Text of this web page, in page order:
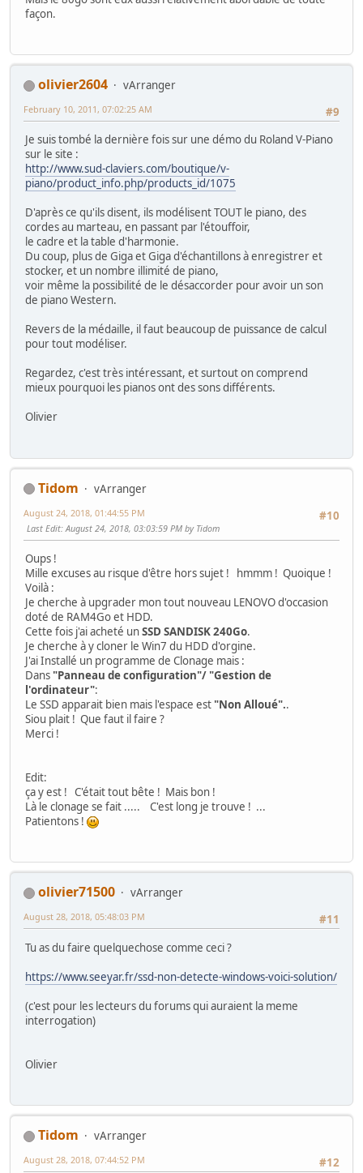
façon.
olivier2604
vArranger
#9
February 10, 2011, 07:02:25 AM
Je suis tombé la dernière fois sur une démo du Roland V-Piano
sur le site :
http://www.sud-claviers.com/boutique/v-
piano/product_info.php/products_id/1075
D'après ce qu'ils disent, ils modélisent TOUT le piano, des
cordes au marteau, en passant par l'étouffoir,
le cadre et la table d'harmonie.
Du coup, plus de Giga et Giga d'échantillons à enregistrer et
stocker, et un nombre illimité de piano,
voir même la possibilité de le désaccorder pour avoir un son
de piano Western.
Revers de la médaille, il faut beaucoup de puissance de calcul
pour tout modéliser.
Regardez, c'est très intéressant, et surtout on comprend
mieux pourquoi les pianos ont des sons différents.
Olivier
Tidom
vArranger
#10
August 24, 2018, 01:44:55 PM
Last Edit: August 24, 2018, 03:03:59 PM by Tidom
Oups !
Mille excuses au risque d'être hors sujet ! hmmm ! Quoique !
Voilà :
Je cherche à upgrader mon tout nouveau LENOVO d'occasion
doté de RAM4Go et HDD.
Cette fois j'ai acheté unSSD SANDISK 240Go.
Je cherche à y cloner le Win7 du HDD d'orgine.
J'ai Installé un programme de Clonage mais :
Dans "Panneau de configuration"/ "Gestion de
l'ordinateur":
Le SSD apparait bien mais l'espace est "Non Alloué"..
Siou plait ! Que faut il faire ?
Merci !
Edit:
ça y est ! C'était tout bête ! Mais bon !
Là le clonage se fait ..... C'est long je trouve ! ...
Patientons !
olivier71500
vArranger
#11
August 28, 2018, 05:48:03 PM
Tu as du faire quelquechose comme ceci ?
https://www.seeyar.fr/ssd-non-detecte-windows-voici-solution/
(c'est pour les lecteurs du forums qui auraient la meme
interrogation)
Olivier
Tidom
vArranger
#12
August 28, 2018, 07:44:52 PM